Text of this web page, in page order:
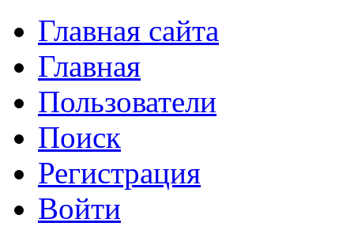
Главная сайта
Главная
Пользователи
Поиск
Регистрация
Войти